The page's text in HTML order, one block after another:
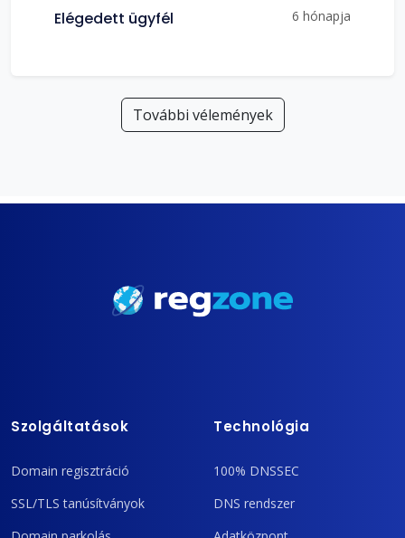
Elégedett ügyfél 6 hónapja
További vélemények
Szolgáltatások
Domain regisztráció
SSL/TLS tanúsítványok
Technológia
100% DNSSEC
DNS rendszer